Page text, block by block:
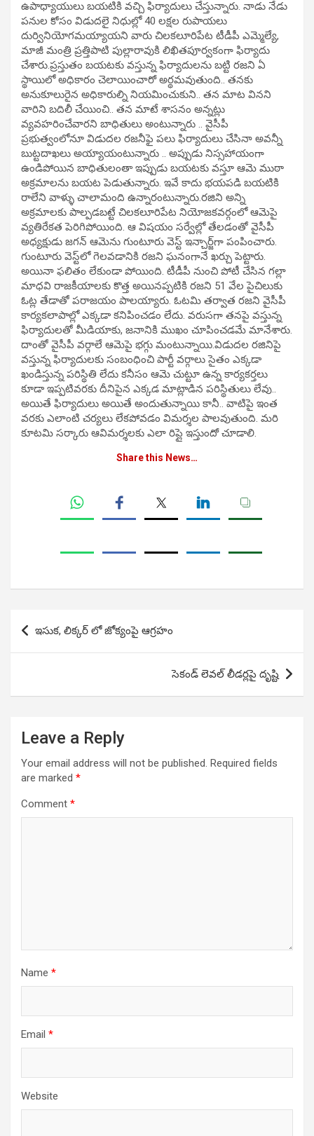
ఉపాధ్యాయులు బయటికి వచ్చి ఫిర్యాదులు చేస్తున్నారు. నాడు నేడు
పనుల కోసం విడుదలై నిధుల్లో 40 లక్షల రుపాయలు
దుర్వినియోగమయ్యాయని వారు చిలకలూరిపేట టీడీపీ ఎమ్మెల్యే,
మాజీ మంత్రి ప్రత్తిపాటి పుల్లారావుకి లిఖితపూర్వకంగా ఫిర్యాదు
చేశారు.ప్రస్తుతం బయటకు వస్తున్న ఫిర్యాదులను బట్టి రజని ఏ
స్థాయిలో అధికారం చెలాయించారో అర్థమవుతుంది.. తనకు
అనుకూలురైన అధికారుల్ని నియమించుకుని.. తన మాట వినని
వారిని బదిలీ చేయించి.. తన మాటే శాసనం అన్నట్లు
వ్యవహరించేవారని బాధితులు అంటున్నారు .. వైసీపీ
ప్రభుత్వంలోనూ విడుదల రజనీఫై పలు ఫిర్యాదులు చేసినా అవన్నీ
బుట్టదాఖలు అయ్యాయంటున్నారు .. అప్పుడు నిస్సహాయంగా
ఉండిపోయిన బాధితులంతా ఇప్పుడు బయటకు వస్తూ ఆమె ముఠా
అక్రమాలను బయట పెడుతున్నారు. ఇవే కాదు భయపడి బయటికి
రాలేని వాళ్ళు చాలామంది ఉన్నారంటున్నారు.రజిని అన్ని
అక్రమాలకు పాల్పడబట్టే చిలకలూరిపేట నియోజకవర్గంలో ఆమెపై
వ్యతిరేకత పెరిగిపోయింది. ఆ విషయం సర్వేల్లో తేలడంతో వైసీపీ
అధ్యక్షుడు జగన్ ఆమెను గుంటూరు వెస్ట్ ఇన్చార్జ్‌గా పంపించారు.
గుంటూరు వెస్ట్‌లో గెలవడానికి రజని ఘనంగానే ఖర్చు పెట్టారు.
అయినా ఫలితం లేకుండా పోయింది. టీడీపీ నుంచి పోటీ చేసిన గల్లా
మాధవి రాజకీయాలకు కొత్త అయినప్పటికి రజని 51 వేల పైచిలుకు
ఓట్ల తేడాతో పరాజయం పాలయ్యారు. ఓటమి తర్వాత రజని వైసీపీ
కార్యకలాపాల్లో ఎక్కడా కనిపించడం లేదు. వరుసగా తనపై వస్తున్న
ఫిర్యాదులతో మీడియాకు, జనానికి ముఖం చూపించడమే మానేశారు.
దాంతో వైసీపీ వర్గాలే ఆమెపై భగ్గు మంటున్నాయి.విడుదల రజినిపై
వస్తున్న ఫిర్యాదులకు సంబంధించి పార్టీ వర్గాలు సైతం ఎక్కడా
ఖండిస్తున్న పరిస్థితి లేదు కనీసం ఆమె చుట్టూ ఉన్న కార్యకర్తలు
కూడా ఇప్పటివరకు దీనిపైన ఎక్కడ మాట్లాడిన పరిస్థితులు లేవు..
అయితే ఫిర్యాదులు అయితే అందుతున్నాయి కానీ.. వాటిపై ఇంత
వరకు ఎలాంటి చర్యలు లేకపోవడం విమర్శల పాలవుతుంది. మరి
కూటమి సర్కారు ఆవిమర్శలకు ఎలా రిప్లై ఇస్తుందో చూడాలి.
Share this News…
Post
navigation
ఇసుక, లిక్కర్ లో జోక్యంపై ఆగ్రహం
సెకండ్ లెవల్ లీడర్లపై దృష్టి
Leave a Reply
Your email address will not be published. Required fields
are marked *
Comment *
Name *
Email *
Website